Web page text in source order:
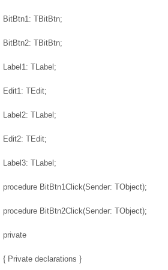
BitBtn1: TBitBtn;
BitBtn2: TBitBtn;
Label1: TLabel;
Edit1: TEdit;
Label2: TLabel;
Edit2: TEdit;
Label3: TLabel;
procedure BitBtn1Click(Sender: TObject);
procedure BitBtn2Click(Sender: TObject);
private
{ Private declarations }